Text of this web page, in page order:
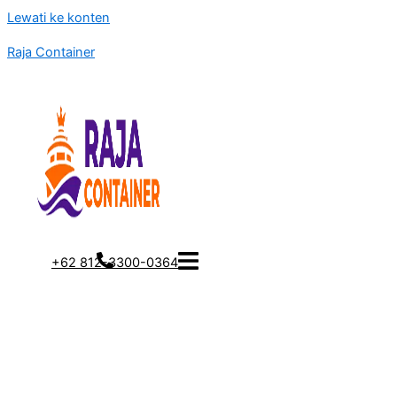
Lewati ke konten
Raja Container
+62 812-3300-0364